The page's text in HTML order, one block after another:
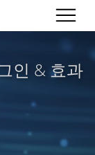
인 & 효과